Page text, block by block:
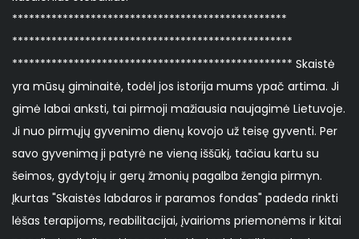
*************************************************
**************************************************
************************************************** Skaistė
yra mūsų giminaitė, todėl jos istorija mums ypač artima. Ji
gimė labai anksti, tai pirmoji mažiausia naujagimė Lietuvoje.
Ji nuo pirmųjų gyvenimo dienų kovojo už teisę gyventi. Per
savo gyvenimą ji patyrė ne vieną iššūkį, tačiau kartu su
šeimos, gydytojų ir gerų žmonių pagalba žengia pirmyn.
Įkurtas "Skaistės labdaros ir paramos fondas" padeda rinkti
lėšas terapijoms, reabilitacijai, įvairioms priemonėms ir kitai